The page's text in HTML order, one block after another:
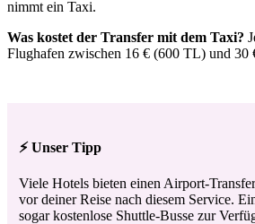
nimmt ein Taxi.
Was kostet der Transfer mit dem Taxi?
Flughafen zwischen 16 € (600 TL) und 30
⚡ Unser Tipp
Viele Hotels bieten einen Airport-
vor deiner Reise nach diesem Service.
sogar kostenlose Shuttle-Busse zur